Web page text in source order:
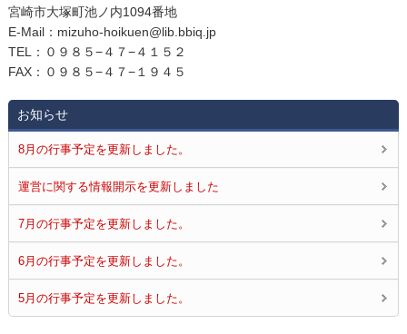
宮崎市大塚町池ノ内1094番地
E‐Mail：mizuho-hoikuen@lib.bbiq.jp
TEL：０９８５−４７−４１５２
FAX：０９８５−４７−１９４５
お知らせ
8月の行事予定を更新しました。
運営に関する情報開示を更新しました
7月の行事予定を更新しました。
6月の行事予定を更新しました。
5月の行事予定を更新しました。